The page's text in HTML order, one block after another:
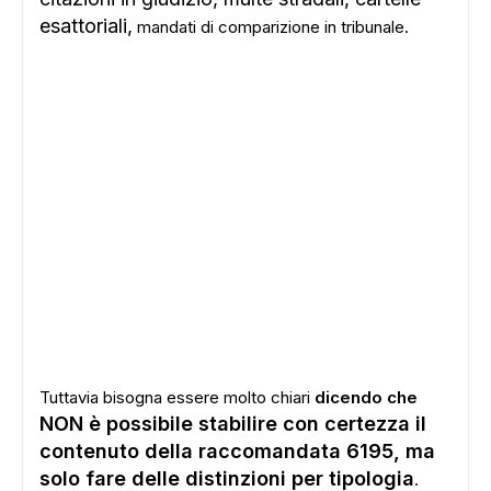
esattoriali, mandati di comparizione in tribunale.
Tuttavia bisogna essere molto chiari dicendo che
NON è possibile stabilire con certezza il
contenuto della raccomandata 6195, ma
solo fare delle distinzioni per tipologia.